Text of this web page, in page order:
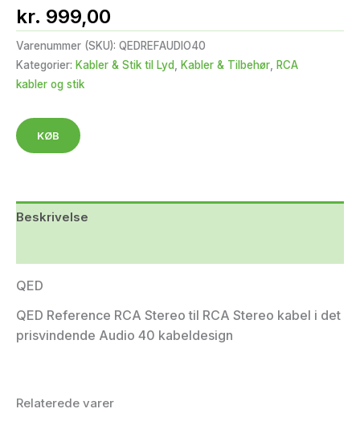
kr. 999,00
Varenummer (SKU): QEDREFAUDIO40
Kategorier: Kabler & Stik til Lyd, Kabler & Tilbehør, RCA
kabler og stik
KØB
Beskrivelse
QED
QED Reference RCA Stereo til RCA Stereo kabel i det
prisvindende Audio 40 kabeldesign
Relaterede varer